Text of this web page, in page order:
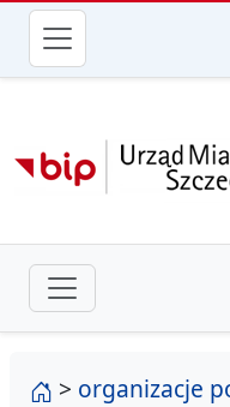
przejdź do
strona główna
> organizacje